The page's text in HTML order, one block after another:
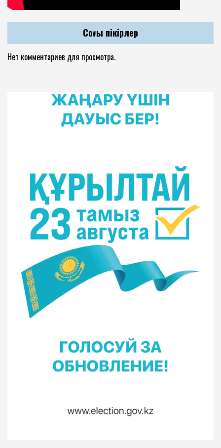
Соңғы пікірлер
Нет комментариев для просмотра.